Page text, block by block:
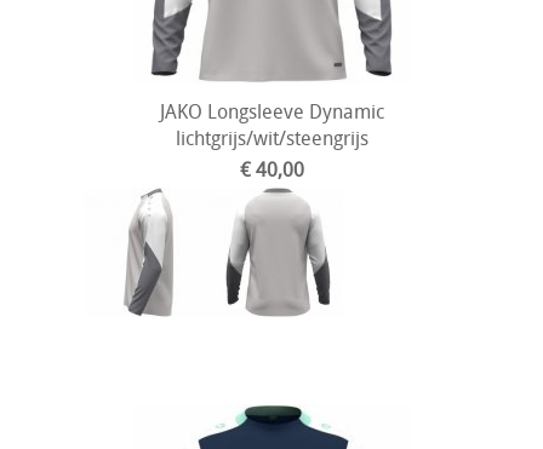
JAKO Longsleeve Dynamic
lichtgrijs/wit/steengrijs
€ 40,00